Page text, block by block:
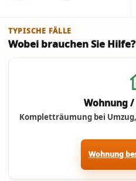
TYPISCHE FÄLLE
Wobei brauchen Sie Hilfe?
Wohnung
Kompletträumung bei
Wohnung